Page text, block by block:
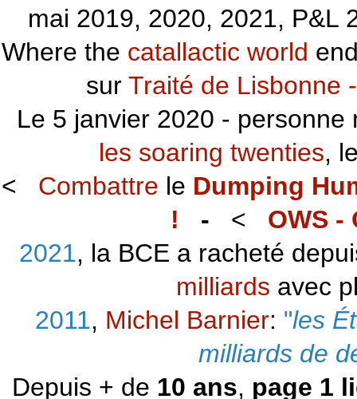
mai 2019, 2020, 2021, P&L
Where the catallactic world
sur Traité de Lisbonne
Le 5 janvier 2020 -
les soaring twenties,
< Combattre le Dumping
! - < OWS -
2021, la BCE a racheté
milliards avec
2011, Michel Barnier: "les
milliards de
Depuis + de 10 ans, page 1